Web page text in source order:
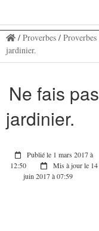
/ Proverbes/
jardinier.
Ne fais
jardinier.
Publié le 1 mars 2017 à
12:50
Mis à jour le 14
juin 2017 à 07:59